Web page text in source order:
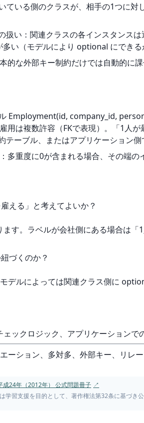
いる側のクラスが、相手の1つに対
い：関連クラスの各インスタンス
い（モデルにより optional にできる
的な外部キー制約だけでは自動的に
Employment(id, company_id,
用は複数許容（FKで表現）。「1人
ーブル、またはアプリケーション側
多重度に0が含まれる場合、その端
える」と考えてよいか？
す。ラベルが会社側にある場合は
づくのか？
デルによっては関連クラス側に
ックロジック、アプリケーションで
ーション、多対多、外部キー、リレ
成24年（2012年） 公式問題冊子 ↗
習支援を目的として、著作権法第32条に基づき